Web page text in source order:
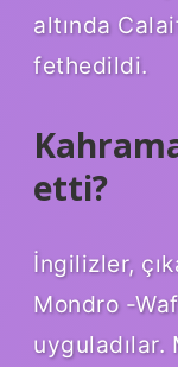
altında
fethedildi.
etti?
İngilizler,
Mondro -
uyguladılar.